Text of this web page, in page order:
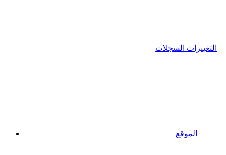
التغييرات السجلات
الموقع